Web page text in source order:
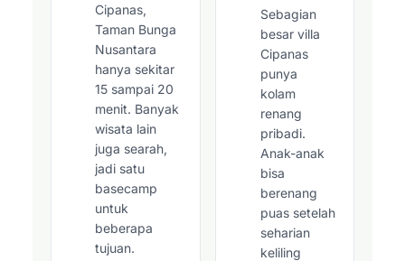
Cipanas,
Taman Bunga
Nusantara
hanya sekitar
15 sampai 20
menit. Banyak
wisata lain
juga searah,
jadi satu
basecamp
untuk
beberapa
tujuan.
Sebagian
besar villa
Cipanas
punya
kolam
renang
pribadi.
Anak-anak
bisa
berenang
puas setelah
seharian
keliling